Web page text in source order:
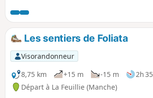
patrimoine bâti alliant granit et terre crue.
Les sentiers de Foliata
Visorandonneur
8,75 km
+15 m -15 m 2h 35
Départ à La Feuillie (Manche)